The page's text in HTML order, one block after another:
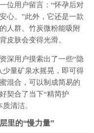
位用户留言：“怀孕后对
心。”此外，它还是一款
人群。竹炭微粉能吸附
皮肤会变得光滑。
深用户摸索出了一些“隐
少量矿泉水摇晃，即可得
混合，可以制成简易的
契合了当下“精简护
清洁。
里的“慢力量”